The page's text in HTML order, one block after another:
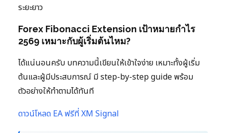
ระยะยาว
Forex Fibonacci Extension เป้าหมายกำไร
2569 เหมาะกับผู้เริ่มต้นไหม?
ได้แน่นอนครับ บทความนี้เขียนให้เข้าใจง่าย เหมาะทั้งผู้เริ่ม
ต้นและผู้มีประสบการณ์ มี step-by-step guide พร้อม
ตัวอย่างให้ทำตามได้ทันที
ดาวน์โหลด EA ฟรีที่ XM Signal